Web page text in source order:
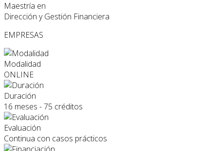
Maestría en
Dirección y Gestión Financiera
EMPRESAS
Modalidad
ONLINE
Duración
16 meses - 75 créditos
Evaluación
Continua con casos prácticos